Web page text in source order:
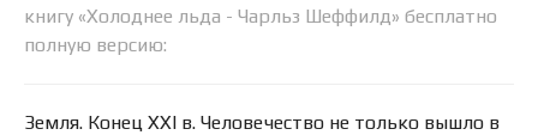
книгу «Холоднее льда - Чарльз Шеффилд» бесплатно
полную версию:
Земля. Конец XXI в. Человечество не только вышло в